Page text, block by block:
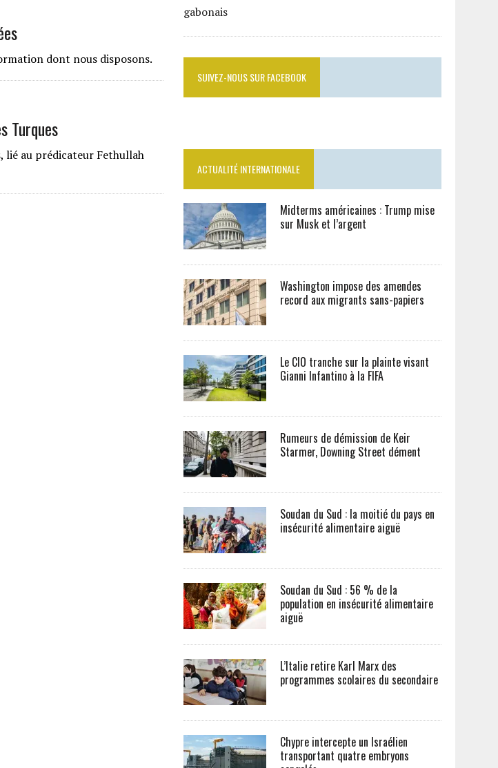
dont nous disposons.
Turques
lié au prédicateur Fethullah
SUIVEZ-NOUS SUR FACEBOOK
ACTUALITÉ INTERNATIONALE
Midterms américaines : Trump mise
sur Musk et l’argent
Washington impose des amendes
record aux migrants sans-papiers
Le CIO tranche sur la plainte visant
Gianni Infantino à la FIFA
Rumeurs de démission de Keir
Starmer, Downing Street dément
Soudan du Sud : la moitié du pays en
insécurité alimentaire aiguë
Soudan du Sud : 56 % de la
population en insécurité alimentaire
aiguë
L’Italie retire Karl Marx des
programmes scolaires du secondaire
Chypre intercepte un Israélien
transportant quatre embryons